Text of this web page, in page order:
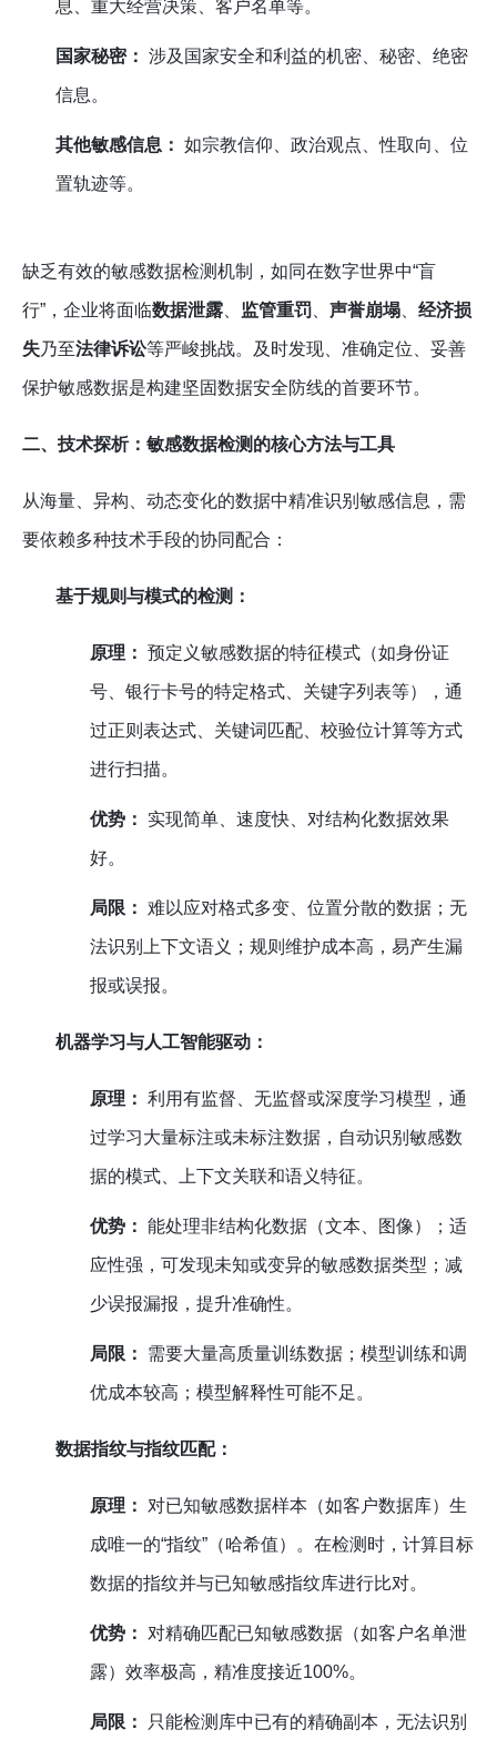
息、重大经营决策、客户名单等。
国家秘密： 涉及国家安全和利益的机密、秘密、绝密
信息。
其他敏感信息： 如宗教信仰、政治观点、性取向、位
置轨迹等。
缺乏有效的敏感数据检测机制，如同在数字世界中“盲
行”，企业将面临数据泄露 监管重罚 声誉崩塌 经济损
失乃至法律诉讼等严峻挑战。及时发现、准确定位、妥善
保护敏感数据是构建坚固数据安全防线的首要环节。
二、技术探析：敏感数据检测的核心方法与工具
从海量、异构、动态变化的数据中精准识别敏感信息，需
要依赖多种技术手段的协同配合：
基于规则与模式的检测：
原理： 预定义敏感数据的特征模式（如身份证
号、银行卡号的特定格式、关键字列表等），通
过正则表达式、关键词匹配、校验位计算等方式
进行扫描。
优势： 实现简单、速度快、对结构化数据效果
好。
局限： 难以应对格式多变、位置分散的数据；无
法识别上下文语义；规则维护成本高，易产生漏
报或误报。
机器学习与人工智能驱动：
原理： 利用有监督、无监督或深度学习模型，通
过学习大量标注或未标注数据，自动识别敏感数
据的模式、上下文关联和语义特征。
优势： 能处理非结构化数据（文本、图像）；适
应性强，可发现未知或变异的敏感数据类型；减
少误报漏报，提升准确性。
局限： 需要大量高质量训练数据；模型训练和调
优成本较高；模型解释性可能不足。
数据指纹与指纹匹配：
原理： 对已知敏感数据样本（如客户数据库）生
成唯一的“指纹”（哈希值）。在检测时，计算目标
数据的指纹并与已知敏感指纹库进行比对。
优势： 对精确匹配已知敏感数据（如客户名单泄
露）效率极高，精准度接近100%。
局限： 只能检测库中已有的精确副本，无法识别